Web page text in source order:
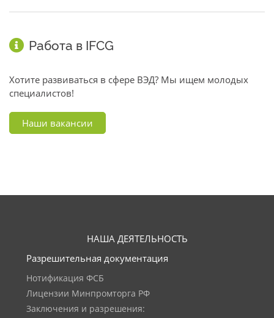
Работа в IFCG
Хотите развиваться в сфере ВЭД? Мы ищем молодых
специалистов!
Наши вакансии
НАША ДЕЯТЕЛЬНОСТЬ
Разрешительная документация
Нотификация ФСБ
Лицензии Минпромторга РФ
Заключения и разрешения: